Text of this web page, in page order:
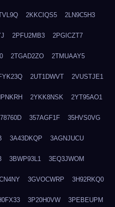
2KKCIQS5 2LN9C5H3
2PFU2MB3 2PGICZT7
2TGAD2ZO 2TMUAAY5
2UT1DWVT 2VUSTJE1
2YKK8NSK 2YT95AO1
357AGF1F 35HVS0VG
3A43DKQP 3AGNJUCU
3BWP93L1 3EQ3JWOM
3GVOCWRP 3H92RKQ0
3P20H0VW 3PEBEUPM